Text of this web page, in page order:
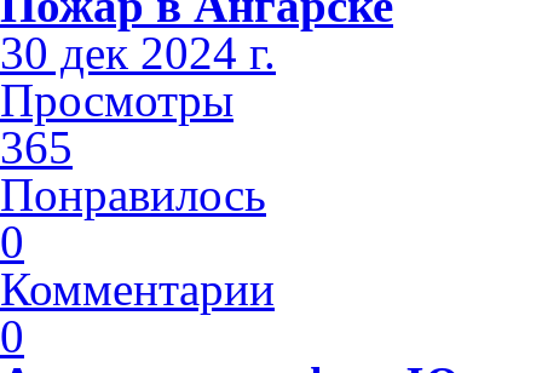
30 дек 2024 г.
Просмотры
365
Понравилось
0
Комментарии
0